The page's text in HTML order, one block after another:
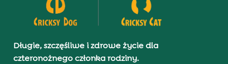
Długie, szczęśliwe i zdrowe życie dla
czteronożnego członka rodziny.